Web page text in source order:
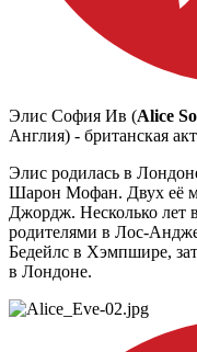
Элис София Ив (Alice
Англия) - британская
Элис родилась в
Шарон Мофан. Двух её
Джордж. Несколько лет
родителями в Лос-
Бедейлс в Хэмпшире,
в Лондоне.